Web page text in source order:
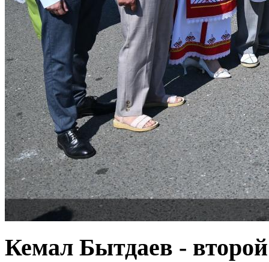
Кемал Бытдаев -